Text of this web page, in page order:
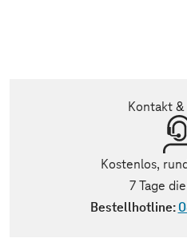
Kontakt
Kostenlos,
7 Tage
Bestellhotline: